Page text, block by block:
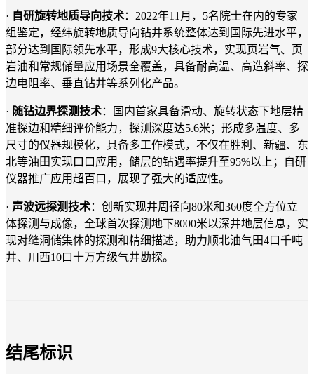
· 自研旋转地质导向技术：2022年11月，5名院士在内的专家
组鉴定，经纬旋转地质导向钻井系统整体达到国际先进水平，
部分达到国际领先水平，形成9大核心技术，实现页岩气、页
岩油和常规储量应用场景全覆盖，具备耐高温、高造斜率、探
边电阻率、垂直钻井等系列化产品。
· 随钻边界探测技术：国内首家具备滑动、旋转状态下地层精
准探边和精细评价能力，探测深度达5.6米；形成多温度、多
尺寸的仪器规模化，具备多工作模式，不仅在胜利、新疆、东
北等油田实现口口应用，储层的钻遇率提升至95%以上；自研
仪器推广应用超百口，展现了强大的适应性。
· 声波远探测技术：创新实现井周径向80米和360度全方位立
体探测与成像，全球首次探测地下8000米以深井地层信息，实
现对缝洞储集体的探测和精细描述，助力顺北油气田4口千吨
井、川西10口十万方级气井勘探。
结尾标识